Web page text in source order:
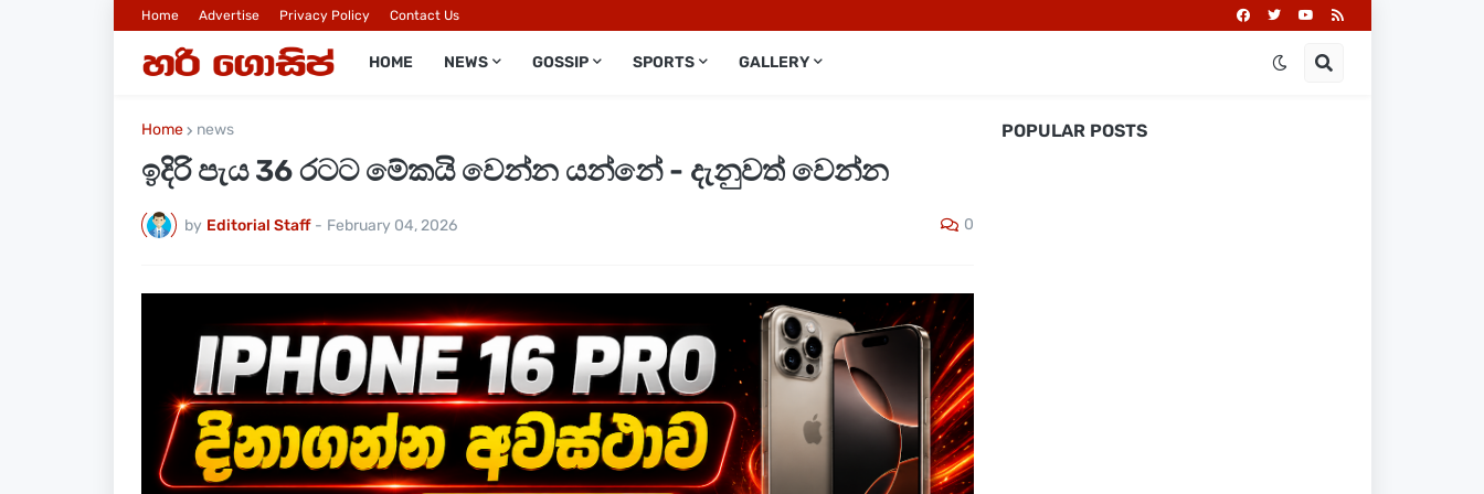
Home Advertise Privacy Policy Contact Us
HOME NEWS GOSSIP SPORTS GALLERY
Home news
ඉදිරි පැය 36 රටට මේකයි වෙන්න යන්නේ - දැනුවත් වෙන්න
by Editorial Staff - February 04, 2026 0
POPULAR POSTS